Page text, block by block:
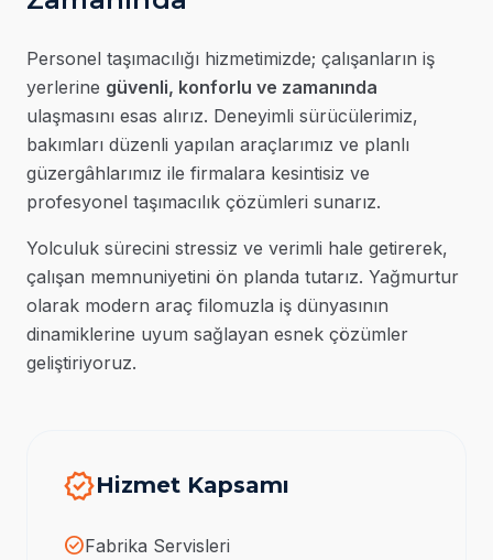
profesyonel ulaşım ortağınız.
Personel taşımacılığı hizmetimizde; çalışanların iş
yerlerine güvenli, konforlu ve zamanında
ulaşmasını esas alırız. Deneyimli sürücülerimiz,
bakımları düzenli yapılan araçlarımız ve planlı
güzergâhlarımız ile firmalara kesintisiz ve
profesyonel taşımacılık çözümleri sunarız.
Yolculuk sürecini stressiz ve verimli hale getirerek,
çalışan memnuniyetini ön planda tutarız. Yağmurtur
olarak modern araç filomuzla iş dünyasının
dinamiklerine uyum sağlayan esnek çözümler
geliştiriyoruz.
verifiedHizmet Kapsamı
check_circleFabrika Servisleri